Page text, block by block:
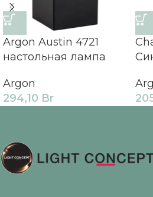
Argon Austin 4721
настольная лампа
Argon
294,10 Br